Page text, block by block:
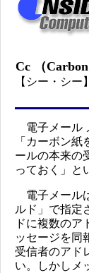
Cc （Carbon
【シー・シー】
電子メール
「カーボン
ールの本来の
っておく」と
電子メール
ルド」で指定
ドに複数のア
ッセージを同
受信者のアド
い。しかしメ